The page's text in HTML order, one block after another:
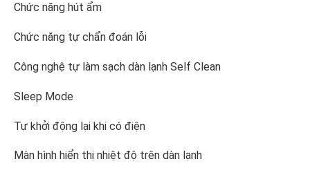
Chức năng hút ẩm
Chức năng tự chẩn đoán lỗi
Công nghệ tự làm sạch dàn lạnh Self Clean
Sleep Mode
Tự khởi động lại khi có điện
Màn hình hiển thị nhiệt độ trên dàn lạnh